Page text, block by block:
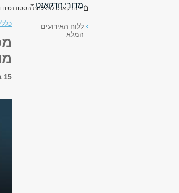
מדורי הדקאנט
הינך נמצא כאן
> הדקאנט להצלחת הסטודנטים
ללוח האירועים
המלא
כללי
15 ביולי 2026, 17:30 - 21:00